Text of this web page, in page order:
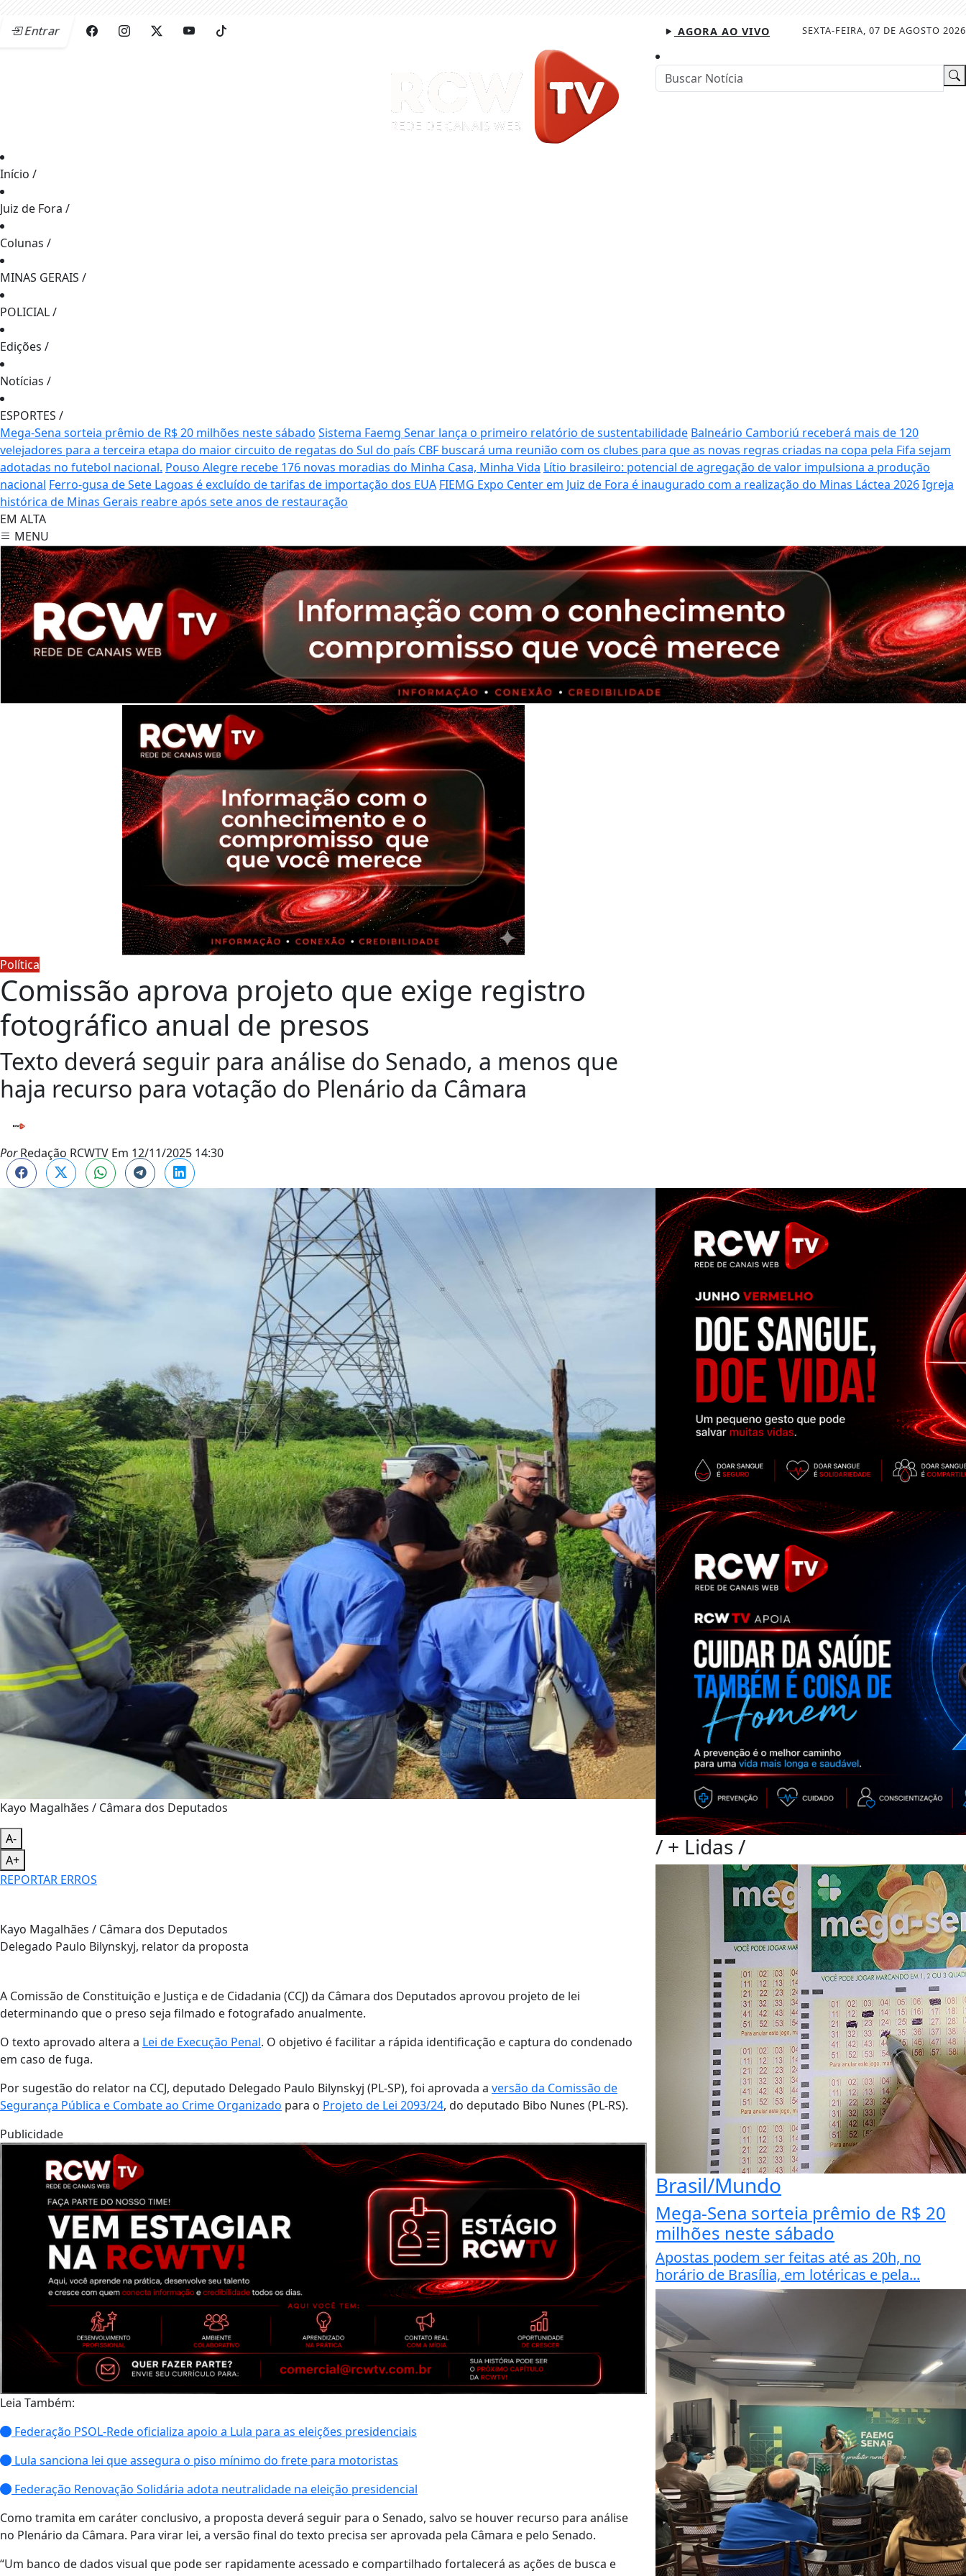
Entrar SEXTA-FEIRA, 07 DE AGOSTO 2026
AGORA AO VIVO
Início /
Juiz de Fora /
Colunas /
MINAS GERAIS /
POLICIAL/
Edições /
Notícias /
ESPORTES /
Mega-Sena sorteia prêmio de R$ 20 milhões neste sábado Sistema Faemg Senar lança o primeiro relatório de sustentabilidade Balneário Camboriú receberá mais de 120
velejadores para a terceira etapa do maior circuito de regatas do Sul do país CBF buscará uma reunião com os clubes para que as novas regras criadas na copa pela Fifa sejam
adotadas no futebol nacional. Pouso Alegre recebe 176 novas moradias do Minha Casa, Minha Vida Lítio brasileiro: potencial de agregação de valor impulsiona a produção
nacional Ferro-gusa de Sete Lagoas é excluído de tarifas de importação dos EUA FIEMG Expo Center em Juiz de Fora é inaugurado com a realização do Minas Láctea 2026Igreja
histórica de Minas Gerais reabre após sete anos de restauração
EM ALTA
MENU
Política
Comissão aprova projeto que exige registro
fotográfico anual de presos
Texto deverá seguir para análise do Senado, a menos que
haja recurso para votação do Plenário da Câmara
PorRedação RCWTV Em 12/11/2025 14:30
Kayo Magalhães / Câmara dos Deputados
A-
A+
REPORTAR ERROS
Kayo Magalhães / Câmara dos Deputados
Delegado Paulo Bilynskyj, relator da proposta
A Comissão de Constituição e Justiça e de Cidadania (CCJ) da Câmara dos Deputados aprovou projeto de lei
determinando que o preso seja filmado e fotografado anualmente.
O texto aprovado altera a Lei de Execução Penal. O objetivo é facilitar a rápida identificação e captura do condenado
em caso de fuga.
Por sugestão do relator na CCJ, deputado Delegado Paulo Bilynskyj (PL-SP), foi aprovada a versão da Comissão de
Segurança Pública e Combate ao Crime Organizado para o Projeto de Lei 2093/24, do deputado Bibo Nunes (PL-RS).
Publicidade
Leia Também:
Federação PSOL-Rede oficializa apoio a Lula para as eleições presidenciais
Lula sanciona lei que assegura o piso mínimo do frete para motoristas
Federação Renovação Solidária adota neutralidade na eleição presidencial
Como tramita em caráter conclusivo, a proposta deverá seguir para o Senado, salvo se houver recurso para análise
no Plenário da Câmara. Para virar lei, a versão final do texto precisa ser aprovada pela Câmara e pelo Senado.
“Um banco de dados visual que pode ser rapidamente acessado e compartilhado fortalecerá as ações de busca e
/ + Lidas/
Brasil/Mundo
Mega-Sena sorteia prêmio de R$ 20
milhões neste sábado
Apostas podem ser feitas até as 20h, no
horário de Brasília, em lotéricas e pela...